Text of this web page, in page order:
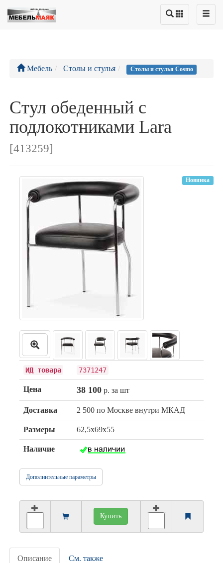
Мебель Столы и стулья Столы и стулья Cosmo
Стул обеденный с
подлокотниками Lara
[413259]
Новинка
ИД товара 7371247
Цена 38 100р. за шт
Доставка 2 500 по Москве внутри МКАД
Размеры 62,5х69х55
Наличие
Дополнительные параметры
Купить
Описание См. также